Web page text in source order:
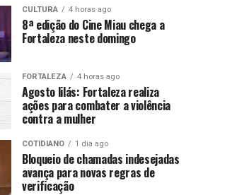
CULTURA 4 horas ago
8ª edição do Cine Miau chega a
Fortaleza neste domingo
FORTALEZA 4 horas ago
Agosto lilás: Fortaleza realiza
ações para combater a violência
contra a mulher
COTIDIANO 1 dia ago
Bloqueio de chamadas indesejadas
avança para novas regras de
verificação